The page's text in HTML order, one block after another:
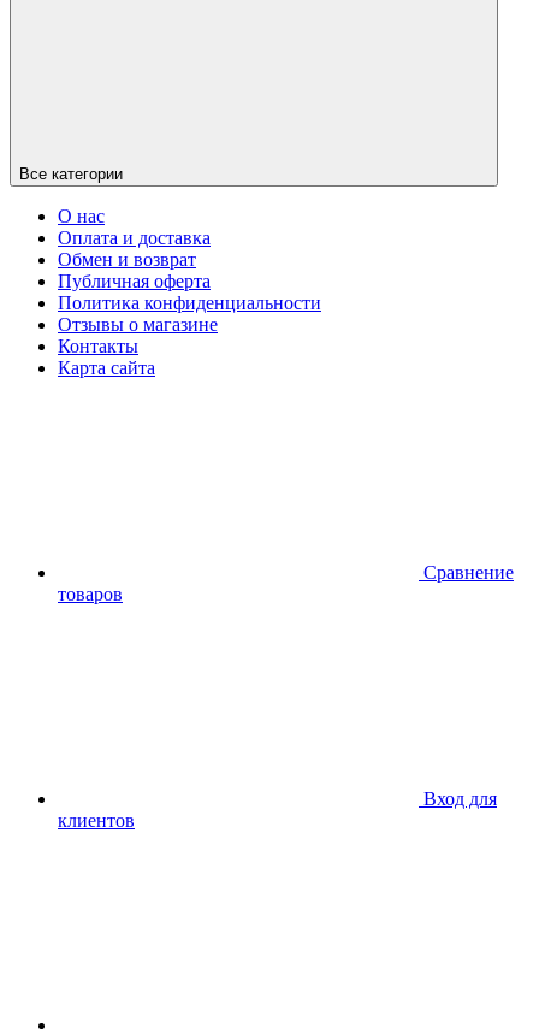
Все категории
О нас
Оплата и доставка
Обмен и возврат
Публичная оферта
Политика конфиденциальности
Отзывы о магазине
Контакты
Карта сайта
Сравнение
товаров
Вход для
клиентов